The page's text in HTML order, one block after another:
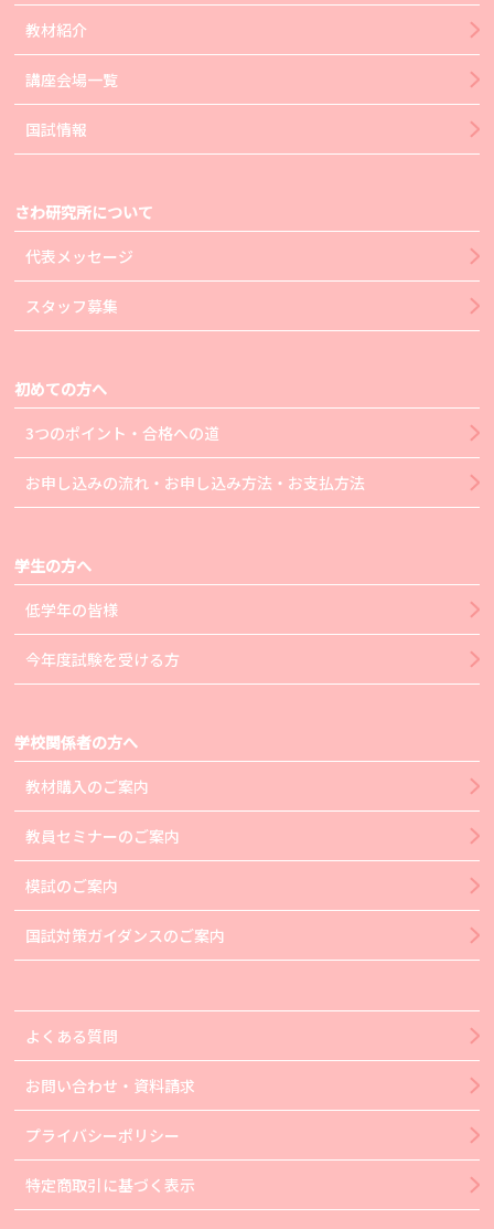
教材紹介
講座会場一覧
国試情報
さわ研究所について
代表メッセージ
スタッフ募集
初めての方へ
3つのポイント・合格への道
お申し込みの流れ・お申し込み方法・お支払方法
学生の方へ
低学年の皆様
今年度試験を受ける方
学校関係者の方へ
教材購入のご案内
教員セミナーのご案内
模試のご案内
国試対策ガイダンスのご案内
よくある質問
お問い合わせ・資料請求
プライバシーポリシー
特定商取引に基づく表示